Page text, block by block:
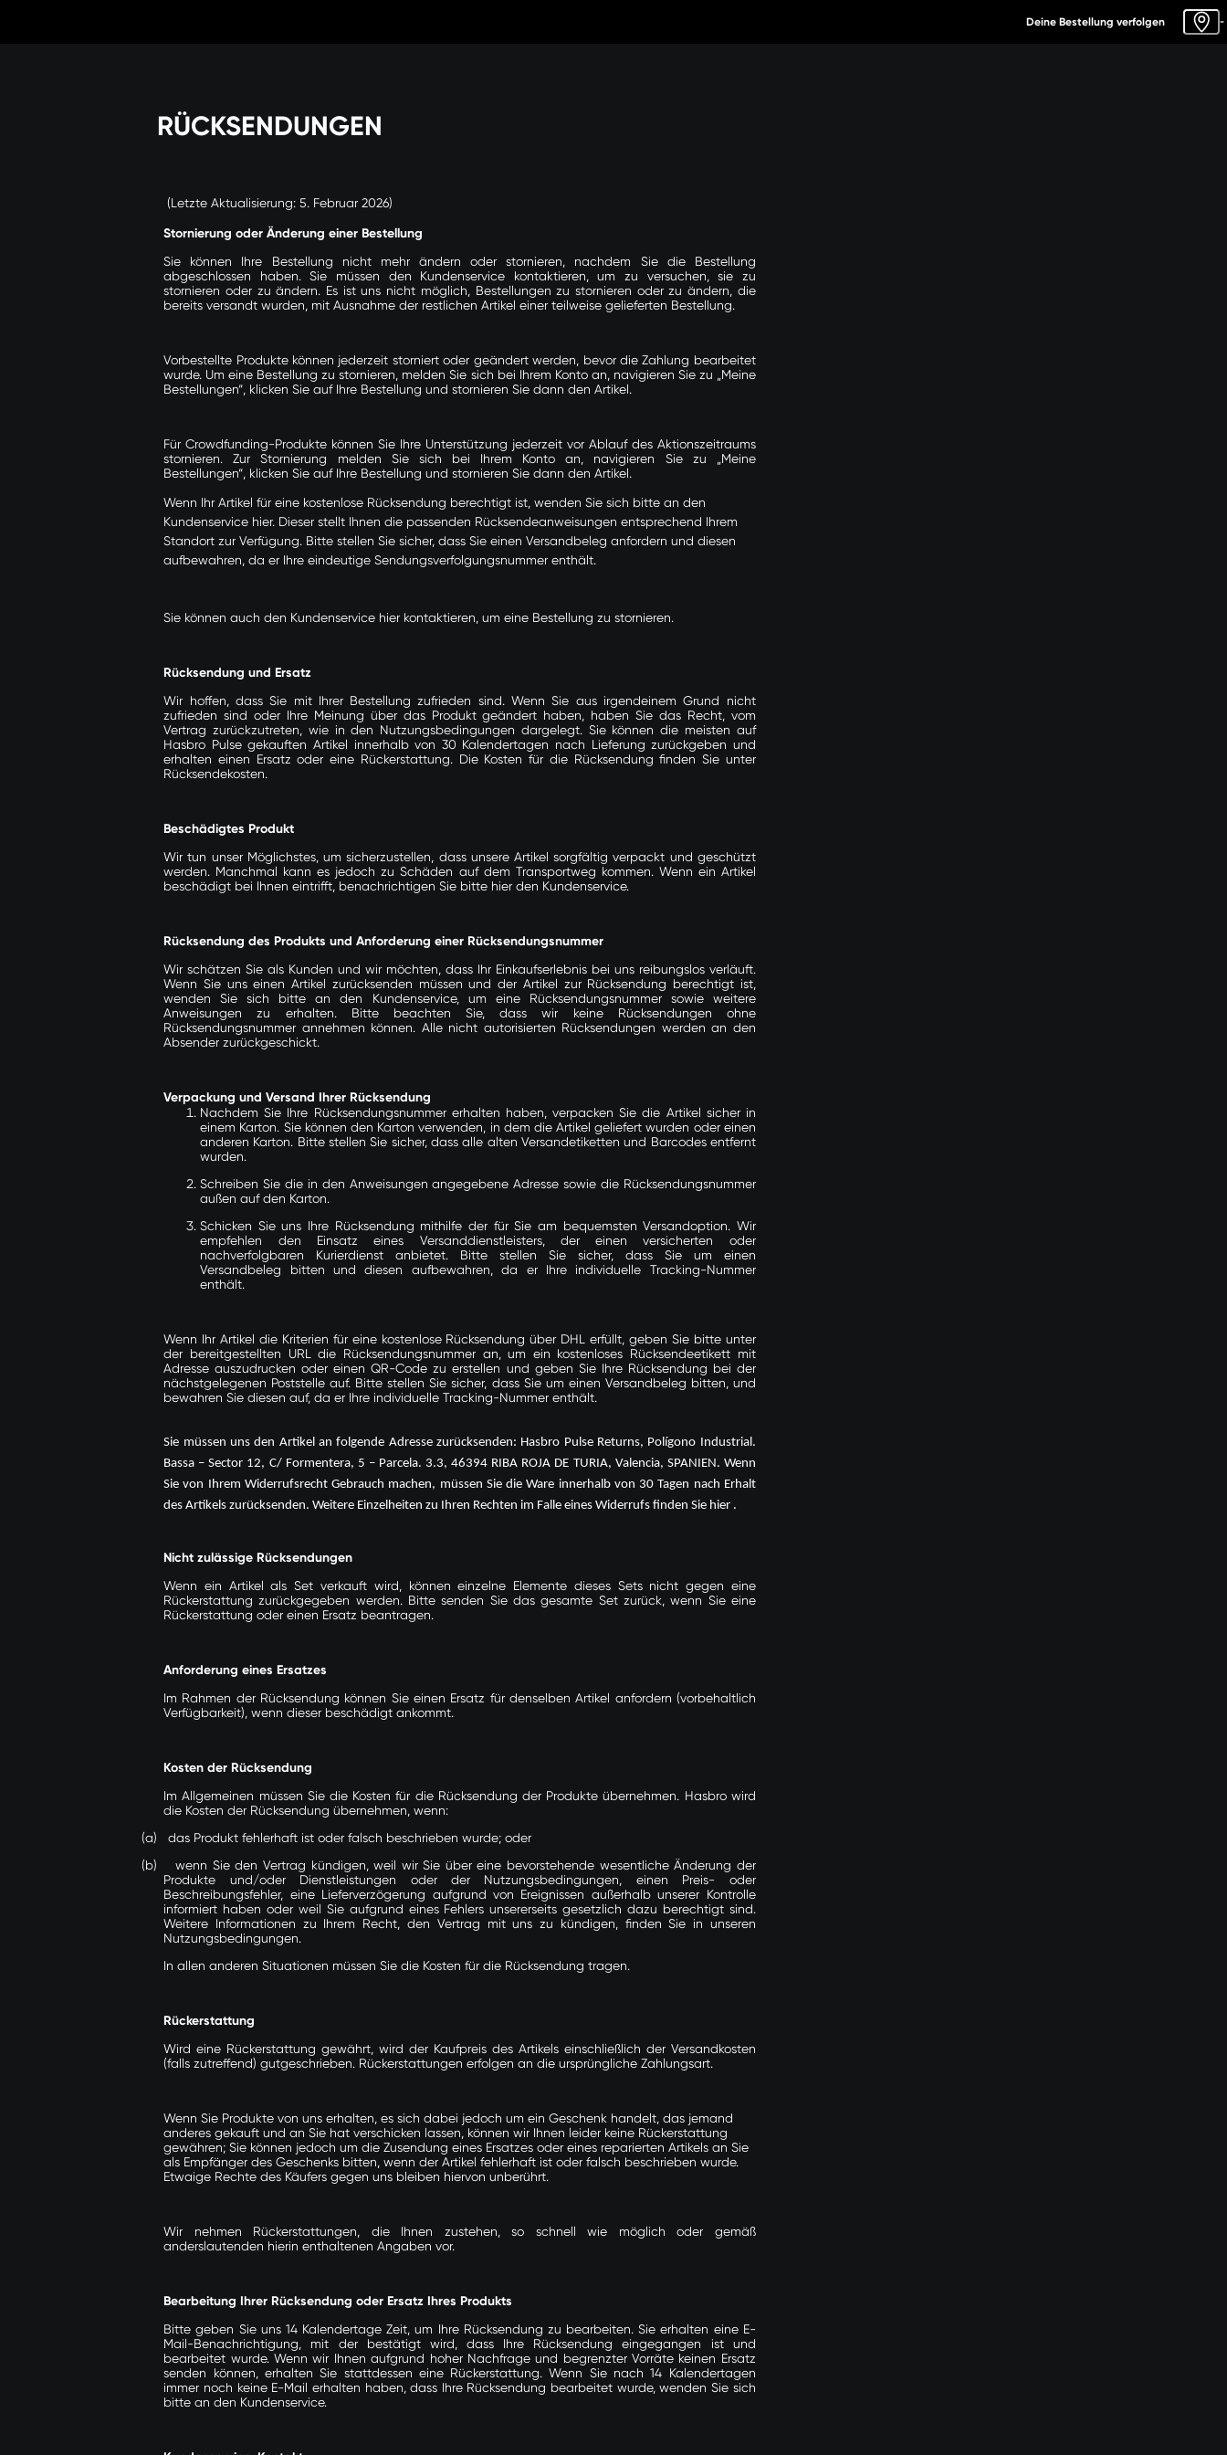
Deine Bestellung verfolgen -
RÜCKSENDUNGEN
(Letzte Aktualisierung: 5. Februar 2026)
Stornierung oder Änderung einer Bestellung
Sie können Ihre Bestellung nicht mehr ändern oder stornieren, nachdem Sie die Bestellung
abgeschlossen haben. Sie müssen den Kundenservice kontaktieren, um zu versuchen, sie zu
stornieren oder zu ändern. Es ist uns nicht möglich, Bestellungen zu stornieren oder zu ändern, die
bereits versandt wurden, mit Ausnahme der restlichen Artikel einer teilweise gelieferten Bestellung.
Vorbestellte Produkte können jederzeit storniert oder geändert werden, bevor die Zahlung bearbeitet
wurde. Um eine Bestellung zu stornieren, melden Sie sich bei Ihrem Konto an, navigieren Sie zu „Meine
Bestellungen“, klicken Sie auf Ihre Bestellung und stornieren Sie dann den Artikel.
Für Crowdfunding-Produkte können Sie Ihre Unterstützung jederzeit vor Ablauf des Aktionszeitraums
stornieren. Zur Stornierung melden Sie sich bei Ihrem Konto an, navigieren Sie zu „Meine
Bestellungen“, klicken Sie auf Ihre Bestellung und stornieren Sie dann den Artikel.
Wenn Ihr Artikel für eine kostenlose Rücksendung berechtigt ist, wenden Sie sich bitte an den
Kundenservice hier. Dieser stellt Ihnen die passenden Rücksendeanweisungen entsprechend Ihrem
Standort zur Verfügung. Bitte stellen Sie sicher, dass Sie einen Versandbeleg anfordern und diesen
aufbewahren, da er Ihre eindeutige Sendungsverfolgungsnummer enthält.
Sie können auch den Kundenservice hier kontaktieren, um eine Bestellung zu stornieren.
Rücksendung und Ersatz
Wir hoffen, dass Sie mit Ihrer Bestellung zufrieden sind. Wenn Sie aus irgendeinem Grund nicht
zufrieden sind oder Ihre Meinung über das Produkt geändert haben, haben Sie das Recht, vom
Vertrag zurückzutreten, wie in den Nutzungsbedingungen dargelegt. Sie können die meisten auf
Hasbro Pulsegekauften Artikel innerhalb von 30 Kalendertagen nach Lieferung zurückgeben und
erhalten einen Ersatz oder eine Rückerstattung. Die Kosten für die Rücksendung finden Sie unter
Rücksendekosten.
Beschädigtes Produkt
Wir tun unser Möglichstes, um sicherzustellen, dass unsere Artikel sorgfältig verpackt und geschützt
werden. Manchmal kann es jedoch zu Schäden auf dem Transportweg kommen. Wenn ein Artikel
beschädigt bei Ihnen eintrifft, benachrichtigen Sie bitte hierden Kundenservice.
Rücksendung des Produkts und Anforderung einer Rücksendungsnummer
Wir schätzen Sie als Kunden und wir möchten, dass Ihr Einkaufserlebnis bei uns reibungslos verläuft.
Wenn Sie uns einen Artikel zurücksenden müssen und der Artikel zur Rücksendung berechtigt ist,
wenden Sie sich bitte an den Kundenservice, um eine Rücksendungsnummer sowie weitere
Anweisungen zu erhalten. Bitte beachten Sie, dass wir keine Rücksendungen ohne
Rücksendungsnummer annehmen können. Alle nicht autorisierten Rücksendungen werden an den
Absender zurückgeschickt.
Verpackung und Versand Ihrer Rücksendung
Nachdem Sie Ihre Rücksendungsnummer erhalten haben, verpacken Sie die Artikel sicher in
einem Karton. Sie können den Karton verwenden, in dem die Artikel geliefert wurden oder einen
anderen Karton. Bitte stellen Sie sicher, dass alle alten Versandetiketten und Barcodes entfernt
wurden.
Schreiben Sie die in den Anweisungen angegebene Adresse sowie die Rücksendungsnummer
außen auf den Karton.
Schicken Sie uns Ihre Rücksendung mithilfe der für Sie am bequemsten Versandoption. Wir
empfehlen den Einsatz eines Versanddienstleisters, der einen versicherten oder
nachverfolgbaren Kurierdienst anbietet. Bitte stellen Sie sicher, dass Sie um einen
Versandbeleg bitten und diesen aufbewahren, da er Ihre individuelle Tracking-Nummer
enthält.
Wenn Ihr Artikel die Kriterien für eine kostenlose Rücksendung über DHL erfüllt, geben Sie bitte unter
der bereitgestellten URL die Rücksendungsnummer an, um ein kostenloses Rücksendeetikett mit
Adresse auszudrucken oder einen QR-Code zu erstellen und geben Sie Ihre Rücksendung bei der
nächstgelegenen Poststelle auf. Bitte stellen Sie sicher, dass Sie um einen Versandbeleg bitten, und
bewahren Sie diesen auf, da er Ihre individuelle Tracking-Nummer enthält.
Sie müssen uns den Artikel an folgende Adresse zurücksenden: Hasbro Pulse Returns, Polígono Industrial.
Bassa – Sector 12, C/ Formentera, 5 – Parcela. 3.3, 46394 RIBA ROJA DE TURIA, Valencia, SPANIEN. Wenn
Sie von Ihrem Widerrufsrecht Gebrauch machen, müssen Sie die Ware innerhalb von 30 Tagen nach Erhalt
des Artikels zurücksenden. Weitere Einzelheiten zu Ihren Rechten im Falle eines Widerrufs finden Sie hier .
Nicht zulässige Rücksendungen
Wenn ein Artikel als Set verkauft wird, können einzelne Elemente dieses Sets nicht gegen eine
Rückerstattung zurückgegeben werden. Bitte senden Sie das gesamte Set zurück, wenn Sie eine
Rückerstattung oder einen Ersatz beantragen.
Anforderung eines Ersatzes
Im Rahmen der Rücksendung können Sie einen Ersatz für denselben Artikel anfordern (vorbehaltlich
Verfügbarkeit), wenn dieser beschädigt ankommt.
Kosten der Rücksendung
Im Allgemeinen müssen Sie die Kosten für die Rücksendung der Produkte übernehmen. Hasbro wird
die Kosten der Rücksendung übernehmen, wenn:
(a)
das Produkt fehlerhaft ist oder falsch beschrieben wurde; oder
(b)
wenn Sie den Vertrag kündigen, weil wir Sie über eine bevorstehende wesentliche Änderung der
Produkte und/oder Dienstleistungen oder der Nutzungsbedingungen, einen Preis- oder
Beschreibungsfehler, eine Lieferverzögerung aufgrund von Ereignissen außerhalb unserer Kontrolle
informiert haben oder weil Sie aufgrund eines Fehlers unsererseits gesetzlich dazu berechtigt sind.
Weitere Informationen zu Ihrem Recht, den Vertrag mit uns zu kündigen, finden Sie in unseren
Nutzungsbedingungen.
In allen anderen Situationen müssen Sie die Kosten für die Rücksendung tragen.
Rückerstattung
Wird eine Rückerstattung gewährt, wird der Kaufpreis des Artikels einschließlich der Versandkosten
(falls zutreffend) gutgeschrieben. Rückerstattungen erfolgen an die ursprüngliche Zahlungsart.
Wenn Sie Produkte von uns erhalten, es sich dabei jedoch um ein Geschenk handelt, das jemand
anderes gekauft und an Sie hat verschicken lassen, können wir Ihnen leider keine Rückerstattung
gewähren; Sie können jedoch um die Zusendung eines Ersatzes oder eines reparierten Artikels an Sie
als Empfänger des Geschenks bitten, wenn der Artikel fehlerhaft ist oder falsch beschrieben wurde.
Etwaige Rechte des Käufers gegen uns bleiben hiervon unberührt.
Wir nehmen Rückerstattungen, die Ihnen zustehen, so schnell wie möglich oder gemäß
anderslautenden hierin enthaltenen Angaben vor.
Bearbeitung Ihrer Rücksendung oder Ersatz Ihres Produkts
Bitte geben Sie uns 14 Kalendertage Zeit, um Ihre Rücksendung zu bearbeiten. Sie erhalten eine E-
Mail-Benachrichtigung, mit der bestätigt wird, dass Ihre Rücksendung eingegangen ist und
bearbeitet wurde. Wenn wir Ihnen aufgrund hoher Nachfrage und begrenzter Vorräte keinen Ersatz
senden können, erhalten Sie stattdessen eine Rückerstattung. Wenn Sie nach 14 Kalendertagen
immer noch keine E-Mail erhalten haben, dass Ihre Rücksendung bearbeitet wurde, wenden Sie sich
bitte an den Kundenservice.